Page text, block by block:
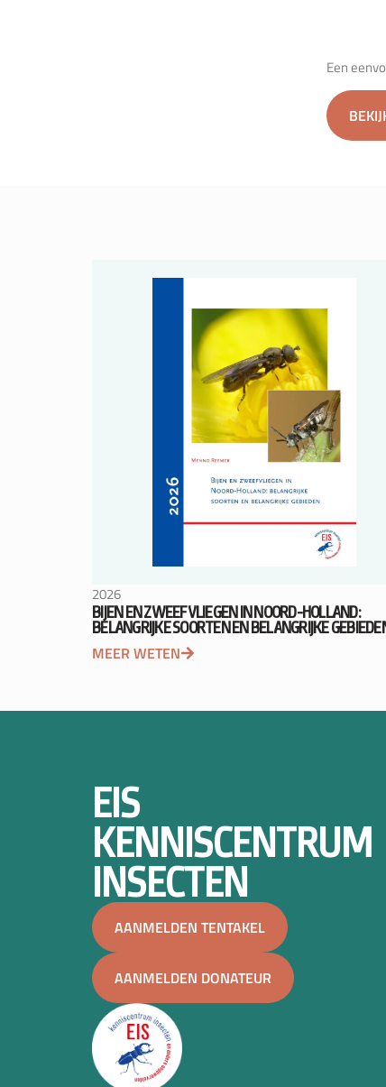
Een
2026
BIJEN EN ZWEEFVLIEGEN IN NOORD-HOLLAND:
BELANGRIJKE SOORTEN EN BELANGRIJKE
MEER WETEN
EIS
KENNISCENTRUM
INSECTEN
AANMELDEN TENTAKEL
AANMELDEN DONATEUR